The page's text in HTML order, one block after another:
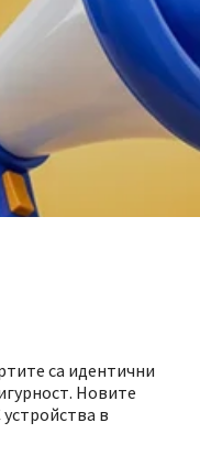
са идентични
Новите
в